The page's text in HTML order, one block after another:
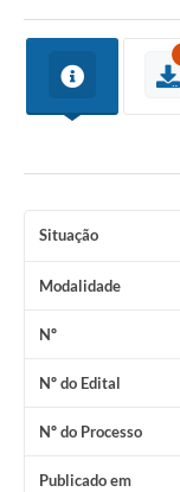
A Nossa Cidade
A Prefeitura
Obras
FROTAS
Patrimônio Cultural
Agenda Oficial
Situação
Modalidade
Nº
Nº do Edital
Nº do Processo
Publicado em